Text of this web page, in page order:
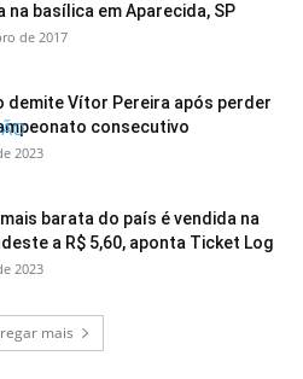
na basílica em Aparecida, SP
de 2017
demite Vítor Pereira após perder
consecutivo
2023
barata do país é vendida na
a R$ 5,60, aponta Ticket Log
2023
mais